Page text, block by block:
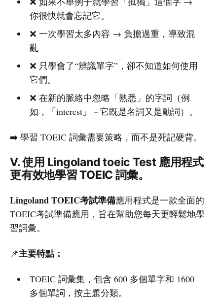
你很快就會忘記它。
❌ 一次學習太多內容 → 負擔過重，導致混
亂
❌ 只學會了“辨識單字”，卻不知道如何使用
它們。
❌ 在新的脈絡中忽略「熟悉」的字詞（例
如，「interest」－它既是名詞又是動詞）。
➡️ 學習 TOEIC 詞彙需要策略，而不是死記硬背。
V. 使用 Lingoland toeic Test 應用程式
更有效地學習 TOEIC 詞彙。
Lingoland TOEIC考試準備應用程式是一款全面的
TOEIC考試準備應用，旨在幫助您每天更輕鬆地學
習詞彙。
📌主要特點：
TOEIC 詞彙集，包含 600 多個單字和 1600
多個單詞，按主題分類。